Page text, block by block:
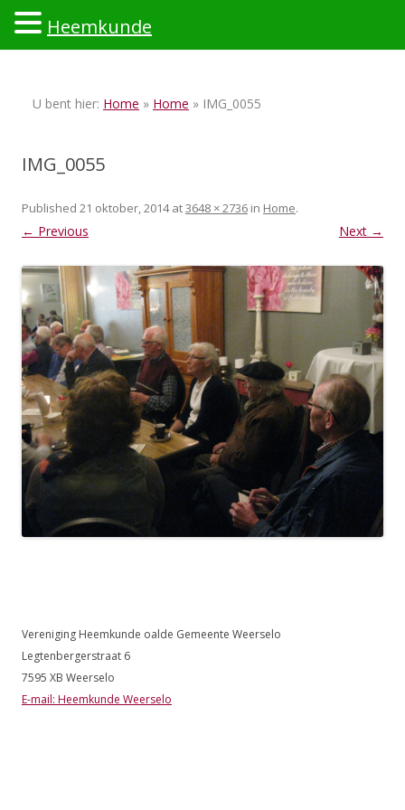
U bent hier: Home » Home » IMG_0055
IMG_0055
Published 21 oktober, 2014at3648 × 2736 in Home.
← Previous Next →
Vereniging Heemkunde oalde Gemeente Weerselo
Legtenbergerstraat 6
7595 XB Weerselo
E-mail: Heemkunde Weerselo
Heemkunde